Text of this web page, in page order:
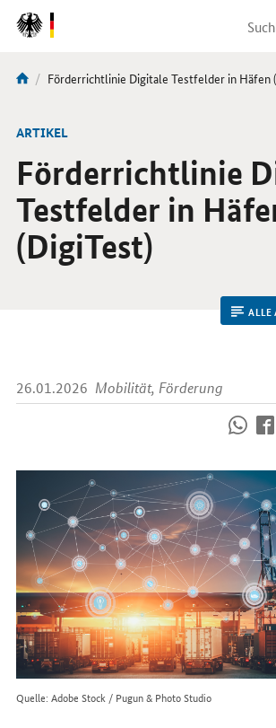
DirektZu:
Navigation
Sie
hier:
Aktuelle
Förderrichtlinie Digitale Testfelder in Häfen
ARTIKEL
Förderrichtlinie
Testfelder in
(DigiTest)
ALLE
26.01.2026 Mobilität, Förderung
uns
Internet
Quelle: Adobe Stock / Pugun & Photo Studio